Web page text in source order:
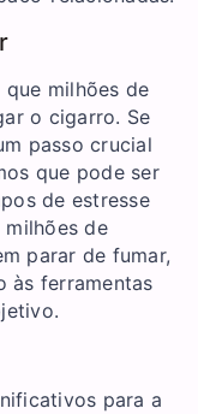
que milhões de
o cigarro. Se
passo crucial
que pode ser
de estresse
de
parar de fumar,
às ferramentas
para a